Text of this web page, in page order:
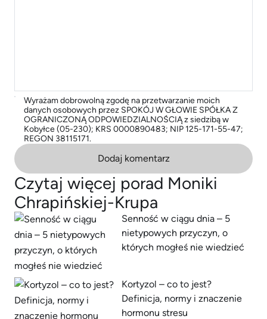
Wyrażam dobrowolną zgodę na przetwarzanie moich
danych osobowych przez SPOKÓJ W GŁOWIE SPÓŁKA Z
OGRANICZONĄ ODPOWIEDZIALNOŚCIĄ z siedzibą w
Kobyłce (05-230); KRS 0000890483; NIP 125-171-55-47;
REGON 38115171.
Dodaj komentarz
Czytaj więcej porad Moniki
Chrapińskiej-Krupa
Senność w ciągu dnia – 5
nietypowych przyczyn, o
których mogłeś nie wiedzieć
Kortyzol – co to jest?
Definicja, normy i znaczenie
hormonu stresu